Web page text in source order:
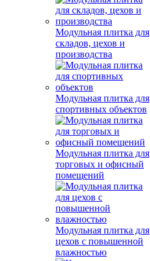
Модульная плитка для
складов, цехов и
производства
Модульная плитка для
спортивных объектов
Модульная плитка для
торговых и офисный
помещений
Модульная плитка для
цехов с повышенной
влажностью